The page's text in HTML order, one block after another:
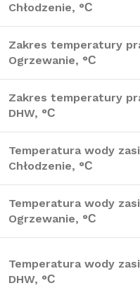
Chłodzenie, °С
Zakres temperatury
Ogrzewanie, °С
Zakres temperatury
DHW, °С
Temperatura wody
Chłodzenie, °С
Temperatura wody
Ogrzewanie, °С
Temperatura wody
DHW, °С